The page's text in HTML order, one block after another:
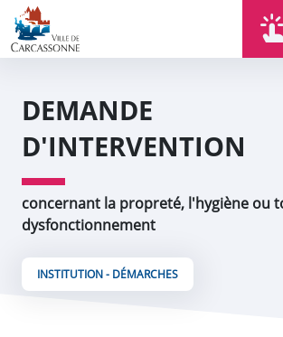
Aller au contenu
Aller au menu
Aller au plan du site
Aller à la recherche
DEMANDE
D'INTERVENTION
concernant la propreté, l'hygiène ou
dysfonctionnement
INSTITUTION - DÉMARCHES
Panneau de gestion des cookies